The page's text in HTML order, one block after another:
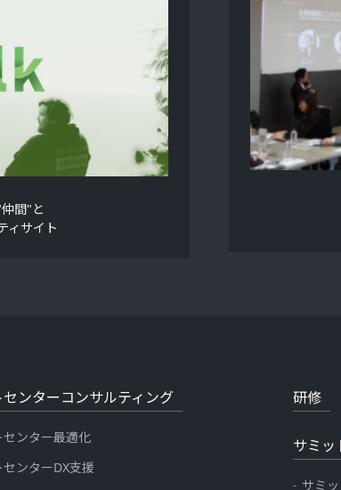
間"と
ィサイト
ンターコンサルティング
センター最適化
ンターDX支援
研修
サミッ
サミッ